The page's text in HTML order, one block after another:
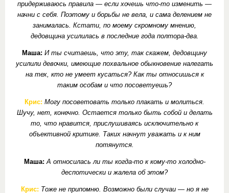
придерживаюсь правила — если хочешь что-то изменить —
начни с себя. Поэтому и борьбы не вела, и сама делением не
занималась. Кстати, по моему скромному мнению,
дедовщина усилилась в последние года полтора-два.
Маша: И ты считаешь, что эту, так скажем, дедовщину
усилили девочки, имеющие похвальное обыкновение налегать
на тех, кто не умеет кусаться? Как ты относишься к
таким особам и что посоветуешь?
Крис: Могу посоветовать только плакать и молиться.
Шучу, нет, конечно. Остается только быть собой и делать
то, что нравится, прислушиваясь исключительно к
объективной критике. Таких начнут уважать и к ним
потянутся.
Маша: А относилась ли ты когда-то к кому-то холодно-
деспотически и жалела об этом?
Крис: Тоже не припомню. Возможно были случаи — но я не